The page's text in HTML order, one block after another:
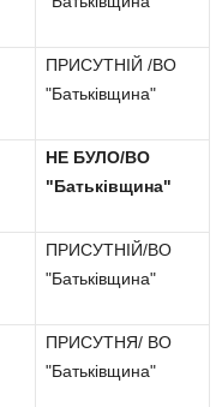
ПРИСУТНІЙ /ВО
"Батьківщина"
НЕ БУЛО/ВО
"Батьківщина"
ПРИСУТНІЙ/ВО
"Батьківщина"
ПРИСУТНЯ/ ВО
"Батьківщина"